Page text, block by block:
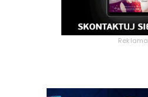
Reklama